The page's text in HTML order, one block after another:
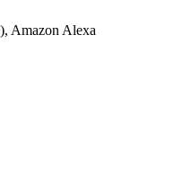
Amazon Alexa